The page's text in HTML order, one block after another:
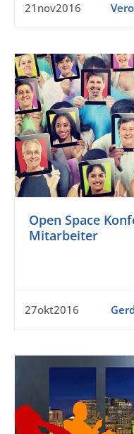
21nov2016
Open Space
Mitarbeiter
27okt2016